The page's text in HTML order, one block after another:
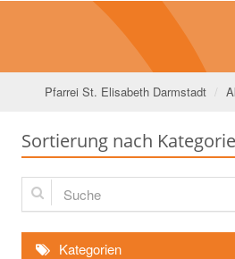
Pfarrei St. Elisabeth Darmstadt
Sortierung nach
Suche
Kategorien